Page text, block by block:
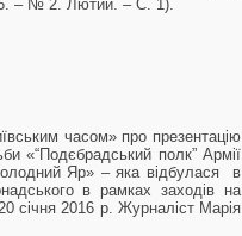
– № 2. Лютий. – С. 1).
часом» про презентацію
«“Подєбрадський полк” Армії
Яр» – яка відбулася в
в рамках заходів на
січня 2016 р. Журналіст Марія